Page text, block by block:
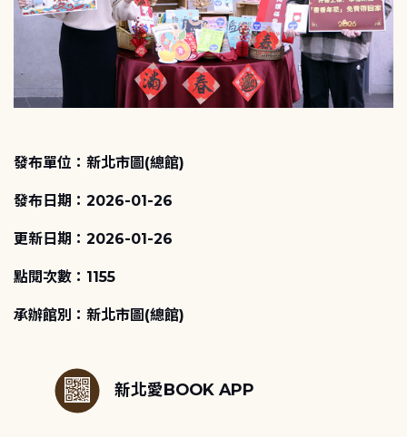
發布單位：新北市圖(總館)
發布日期：2026-01-26
更新日期：2026-01-26
點閱次數：1155
承辦館別：新北市圖(總館)
新北愛BOOK APP